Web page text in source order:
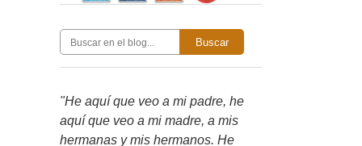
Buscar
"He aquí que veo a mi padre, he
aquí que veo a mi madre, a mis
hermanas y mis hermanos. He